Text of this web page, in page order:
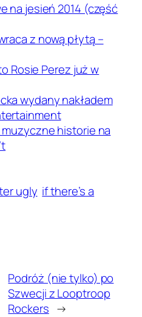
na jesień 2014 (część
z nową płytą –
Rosie Perez już w
wydany nakładem
historie na
ugly if there’s a
Podróż (nie tylko) po
Szwecji z Looptroop
Rockers →